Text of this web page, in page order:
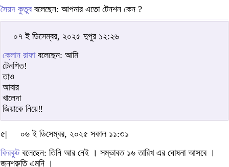
সৈয়দ কুতুব বলেছেন: আপনার এতো টেনশন কেন ?
০৭ ই ডিসেম্বর, ২০২৫ দুপুর ১২:২৬
ক্লোন রাফাবলেছেন: আমি
টেনশিত!
তাও
আবার
খালেদা
জিয়াকে নিয়ে‼️
৫|
০৬ ই ডিসেম্বর, ২০২৫ সকাল ১১:৩১
কিরকুটবলেছেন: তিনি আর নেই । সম্ভাবত ১৬ তারিখ এর ঘোষনা আসবে ।
জনশ্রুতি এমনি ।